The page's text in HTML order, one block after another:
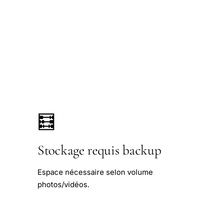
🧮
Stockage requis backup
Espace nécessaire selon volume
photos/vidéos.